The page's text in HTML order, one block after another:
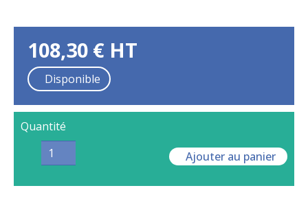
108,30 € HT
Disponible
Quantité
Ajouter au panier